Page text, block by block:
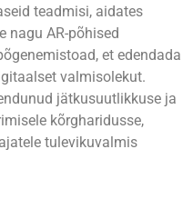
teadmisi, aidates
nagu AR-põhised
et edendada
valmisolekut.
jätkusuutlikkuse ja
kõrgharidusse,
tulevikuvalmis